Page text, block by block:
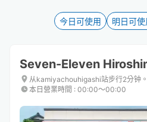
keyboard
shortcuts
for
changing
dates.
key
to
keyboard
shortcuts
for
changing
dates.
今日可使用 明日可使
Seven-Eleven
从kamiyachouhigashi站步行2分钟。
本日營業時間 : 00:00〜00:00